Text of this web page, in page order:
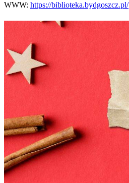
WWW: https://biblioteka.bydgoszcz.pl/